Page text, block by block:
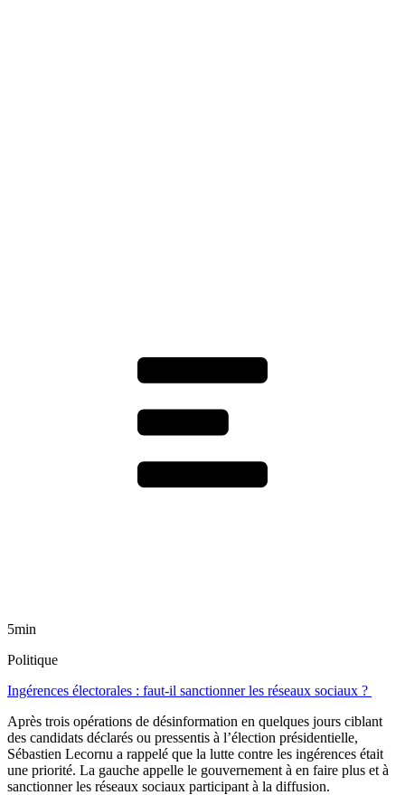
5min
Politique
Ingérences électorales : faut-il sanctionner les réseaux sociaux ?
Après trois opérations de désinformation en quelques jours ciblant
des candidats déclarés ou pressentis à l’élection présidentielle,
Sébastien Lecornu a rappelé que la lutte contre les ingérences était
une priorité. La gauche appelle le gouvernement à en faire plus et à
sanctionner les réseaux sociaux participant à la diffusion.